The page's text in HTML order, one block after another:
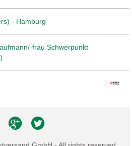
- Hamburg
frau Schwerpunkt